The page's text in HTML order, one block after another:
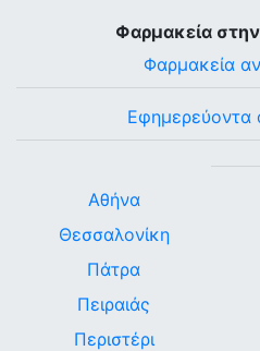
Φαρμακεία
Φαρμακεία
Εφημερεύοντα
Αθήνα
Θεσσαλονίκη
Πάτρα
Πειραιάς
Περιστέρι